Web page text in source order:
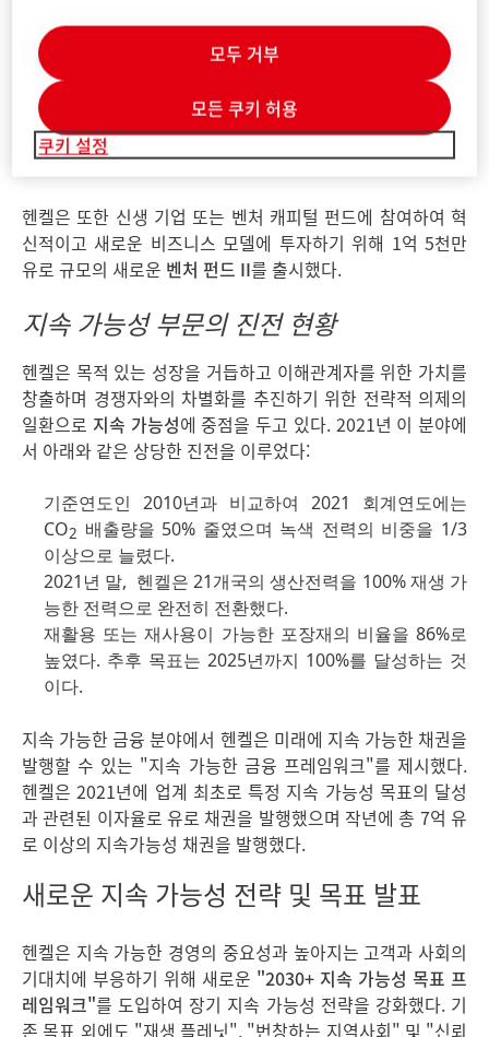
세제&홈케어 부문에서는 Perwoll을 비롯한 다양한 브랜드에
서 제공되는 제품들의 세제 캡을 강화했으며 일부 유럽 국가의
소매점에서 판매하는 지속 가능한 제품인 Persil Eco Power
Bars를 출시했다. 세척제 분야에서는 식기세척기 캡 "Somat
Excellence"등을 출시해 혁신을 이루었다.
헨켈은 또한 신생 기업 또는 벤처 캐피털 펀드에 참여하여 혁
신적이고 새로운 비즈니스 모델에 투자하기 위해 1억 5천만
유로 규모의 새로운 벤처 펀드 II를 출시했다.
지속 가능성 부문의 진전 현황
헨켈은 목적 있는 성장을 거듭하고 이해관계자를 위한 가치를
창출하며 경쟁자와의 차별화를 추진하기 위한 전략적 의제의
일환으로 지속 가능성에 중점을 두고 있다. 2021년 이 분야에
서 아래와 같은 상당한 진전을 이루었다:
기준연도인 2010년과 비교하여 2021 회계연도에는
CO2 배출량을 50% 줄였으며 녹색 전력의 비중을 1/3
이상으로 늘렸다.
2021년 말, 헨켈은 21개국의 생산전력을 100% 재생 가
능한 전력으로 완전히 전환했다.
재활용 또는 재사용이 가능한 포장재의 비율을 86%로
높였다. 추후 목표는 2025년까지 100%를 달성하는 것
이다.
지속 가능한 금융 분야에서 헨켈은 미래에 지속 가능한 채권을
발행할 수 있는 "지속 가능한 금융 프레임워크"를 제시했다.
헨켈은 2021년에 업계 최초로 특정 지속 가능성 목표의 달성
과 관련된 이자율로 유로 채권을 발행했으며 작년에 총 7억 유
로 이상의 지속가능성 채권을 발행했다.
새로운 지속 가능성 전략 및 목표 발표
헨켈은 지속 가능한 경영의 중요성과 높아지는 고객과 사회의
기대치에 부응하기 위해 새로운 "2030+ 지속 가능성 목표 프
레임워크"를 도입하여 장기 지속 가능성 전략을 강화했다. 기
존 목표 외에도 "재생 플레닛", "번창하는 지역사회" 및 "신뢰
쿠키 설정
모두 거부
모든 쿠키 허용